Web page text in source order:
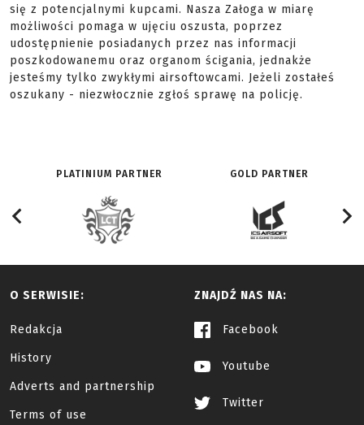
się z potencjalnymi kupcami. Nasza Załoga w miarę
możliwości pomaga w ujęciu oszusta, poprzez
udostępnienie posiadanych przez nas informacji
poszkodowanemu oraz organom ścigania, jednakże
jesteśmy tylko zwykłymi airsoftowcami. Jeżeli zostałeś
oszukany - niezwłocznie zgłoś sprawę na policję.
PLATINIUM PARTNER GOLD PARTNER
O SERWISIE:
Redakcja
History
Adverts and partnership
Terms of use
ZNAJDŹ NAS NA:
Facebook
Youtube
Twitter